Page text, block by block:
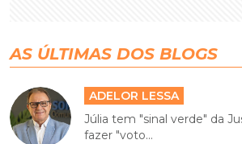
AS ÚLTIMAS DOS BLOGS
ADELOR LESSA
Júlia tem "sinal verde" da
fazer "voto...